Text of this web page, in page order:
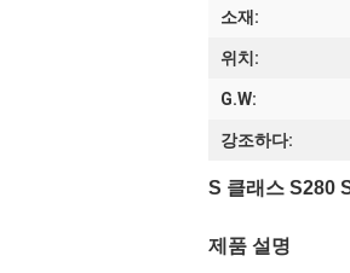
소재:
위치:
G.W:
강조하다:
S 클래스 S280
제품 설명